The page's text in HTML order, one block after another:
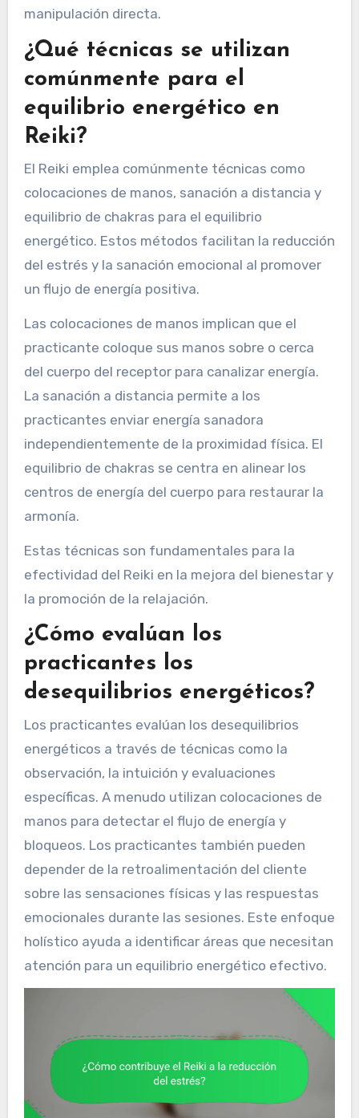
manipulación directa.
¿Qué técnicas se utilizan
comúnmente para el
equilibrio energético en
Reiki?
El Reiki emplea comúnmente técnicas como
colocaciones de manos, sanación a distancia y
equilibrio de chakras para el equilibrio
energético. Estos métodos facilitan la reducción
del estrés y la sanación emocional al promover
un flujo de energía positiva.
Las colocaciones de manos implican que el
practicante coloque sus manos sobre o cerca
del cuerpo del receptor para canalizar energía.
La sanación a distancia permite a los
practicantes enviar energía sanadora
independientemente de la proximidad física. El
equilibrio de chakras se centra en alinear los
centros de energía del cuerpo para restaurar la
armonía.
Estas técnicas son fundamentales para la
efectividad del Reiki en la mejora del bienestar y
la promoción de la relajación.
¿Cómo evalúan los
practicantes los
desequilibrios energéticos?
Los practicantes evalúan los desequilibrios
energéticos a través de técnicas como la
observación, la intuición y evaluaciones
específicas. A menudo utilizan colocaciones de
manos para detectar el flujo de energía y
bloqueos. Los practicantes también pueden
depender de la retroalimentación del cliente
sobre las sensaciones físicas y las respuestas
emocionales durante las sesiones. Este enfoque
holístico ayuda a identificar áreas que necesitan
atención para un equilibrio energético efectivo.